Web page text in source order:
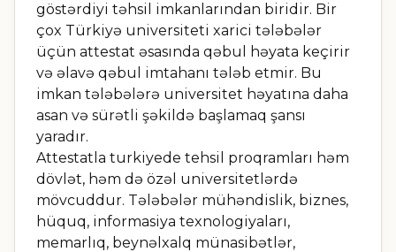
göstərdiyi təhsil imkanlarından biridir. Bir
çox Türkiyə universiteti xarici tələbələr
üçün attestat əsasında qəbul həyata keçirir
və əlavə qəbul imtahanı tələb etmir. Bu
imkan tələbələrə universitet həyatına daha
asan və sürətli şəkildə başlamaq şansı
yaradır.
Attestatla turkiyede tehsil proqramları həm
dövlət, həm də özəl universitetlərdə
mövcuddur. Tələbələr mühəndislik, biznes,
hüquq, informasiya texnologiyaları,
memarlıq, beynəlxalq münasibətlər,